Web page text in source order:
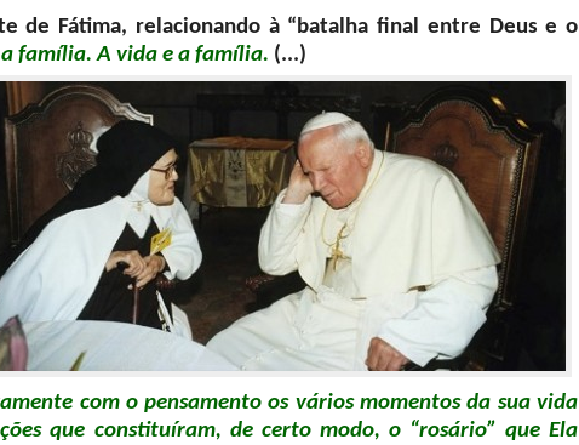
de Fátima, relacionando à “batalha final entre Deus e o
família. A vida e a família. (...)
com o pensamento os vários momentos da sua vida
que constituíram, de certo modo, o “rosário” que Ela